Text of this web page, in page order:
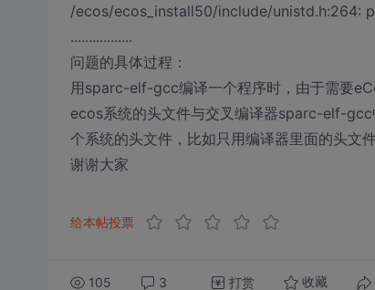
/ecos/ecos_install50/include/unistd.h:264:
.................
问题的具体过程：
用sparc-elf-gcc编译一个程序时，由于需要
ecos系统的头文件与交叉编译器sparc-elf-gcc
个系统的头文件，比如只用编译器里面的头文
谢谢大家
给本帖投票
105 3 打赏 收藏